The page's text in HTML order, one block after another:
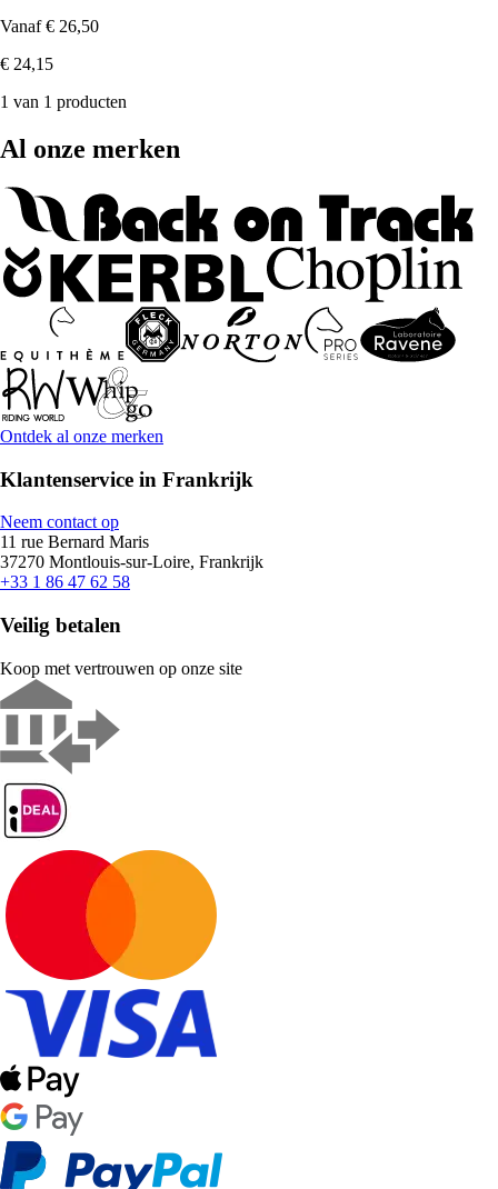
Vanaf € 26,50
€ 24,15
1 van 1 producten
Al onze merken
Ontdek al onze merken
Klantenservice in Frankrijk
Neem contact op
11 rue Bernard Maris
37270 Montlouis-sur-Loire, Frankrijk
+33 1 86 47 62 58
Veilig betalen
Koop met vertrouwen op onze site